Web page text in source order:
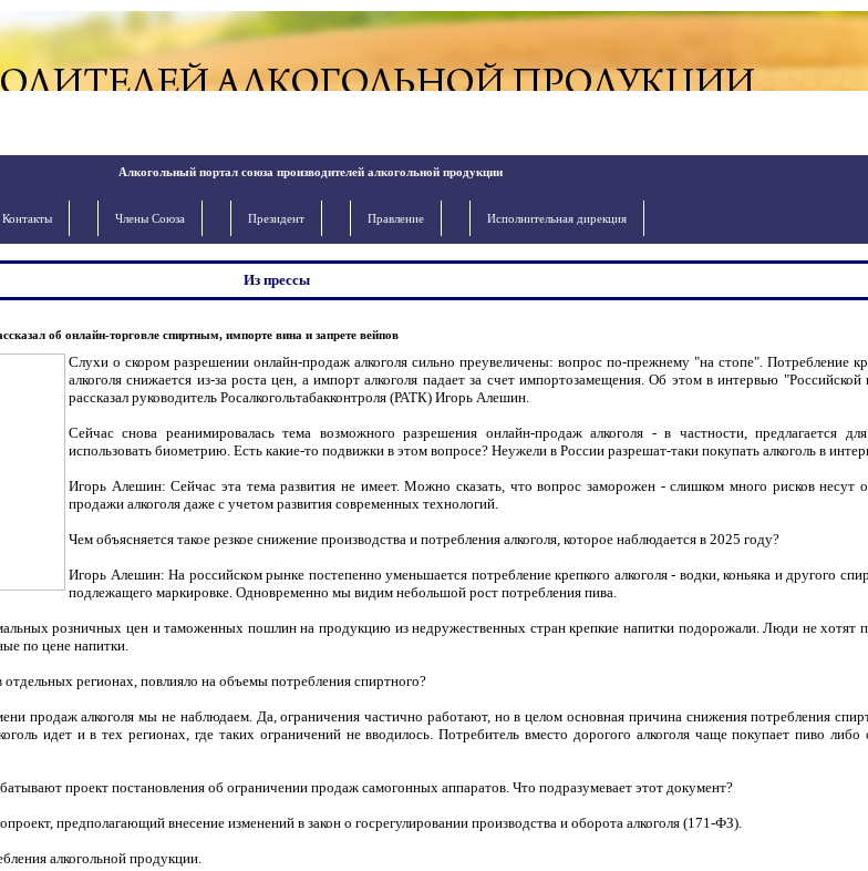
Алкогольный портал союза производителей алкогольной продукции
Контакты Члены Cоюза Президент Правление Исполнительная дирекция
Из прессы
об онлайн-торговле спиртным, импорте вина и запрете вейпов
Слухи о скором разрешении онлайн-продаж алкоголя сильно преувеличены: вопрос по-прежнему "на стопе". Потребление
алкоголя снижается из-за роста цен, а импорт алкоголя падает за счет импортозамещения. Об этом в интервью "Российской
рассказал руководитель Росалкогольтабакконтроля (РАТК) Игорь Алешин.
Сейчас снова реанимировалась тема возможного разрешения онлайн-продаж алкоголя - в частности, предлагается
использовать биометрию. Есть какие-то подвижки в этом вопросе? Неужели в России разрешат-таки покупать алкоголь в
Игорь Алешин: Сейчас эта тема развития не имеет. Можно сказать, что вопрос заморожен - слишком много рисков несут
продажи алкоголя даже с учетом развития современных технологий.
Чем объясняется такое резкое снижение производства и потребления алкоголя, которое наблюдается в 2025 году?
Игорь Алешин: На российском рынке постепенно уменьшается потребление крепкого алкоголя - водки, коньяка и другого
подлежащего маркировке. Одновременно мы видим небольшой рост потребления пива.
розничных цен и таможенных пошлин на продукцию из недружественных стран крепкие напитки подорожали. Люди не хотят
по цене напитки.
регионах, повлияло на объемы потребления спиртного?
продаж алкоголя мы не наблюдаем. Да, ограничения частично работают, но в целом основная причина снижения потребления
идет и в тех регионах, где таких ограничений не вводилось. Потребитель вместо дорогого алкоголя чаще покупает пиво либо
проект постановления об ограничении продаж самогонных аппаратов. Что подразумевает этот документ?
предполагающий внесение изменений в закон о госрегулировании производства и оборота алкоголя (171-ФЗ).
алкогольной продукции.